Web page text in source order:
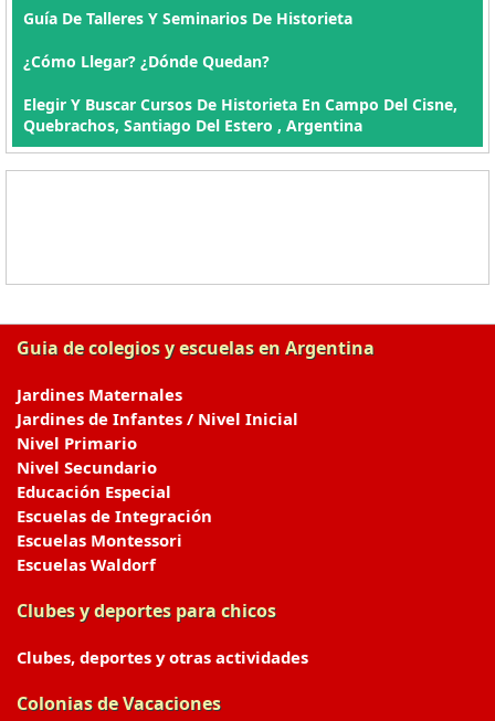
Guía De Talleres Y Seminarios De Historieta
¿Cómo Llegar? ¿Dónde Quedan?
Elegir Y Buscar Cursos De Historieta En Campo Del Cisne,
Quebrachos, Santiago Del Estero , Argentina
Guia de colegios y escuelas en Argentina
Jardines Maternales
Jardines de Infantes / Nivel Inicial
Nivel Primario
Nivel Secundario
Educación Especial
Escuelas de Integración
Escuelas Montessori
Escuelas Waldorf
Clubes y deportes para chicos
Clubes, deportes y otras actividades
Colonias de Vacaciones